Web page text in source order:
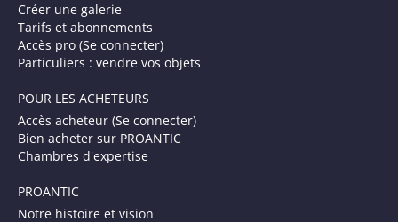
Créer une galerie
Tarifs et abonnements
Accès pro (Se connecter)
Particuliers : vendre vos objets
POUR LES ACHETEURS
Accès acheteur (Se connecter)
Bien acheter sur PROANTIC
Chambres d'expertise
PROANTIC
Notre histoire et vision